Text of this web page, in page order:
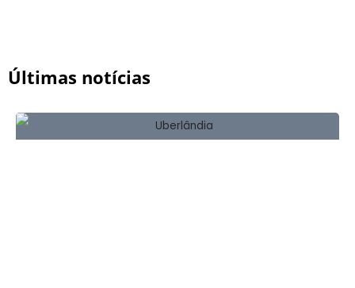
Últimas notícias